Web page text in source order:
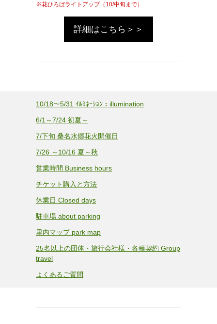
花ひろばライトアップ（10/中旬まで）
詳細はこちら＞＞
10/18～5/31 ｲﾙﾐﾈｰｼｮﾝ：illumination
6/1～7/24 初夏～
7/下旬 桑名水郷花火開催日
7/26 ～10/16 夏～秋
営業時間 Business hours
チケット購入と方法
休業日 Closed days
駐車場 about parking
里内マップ park map
25名以上の団体・旅行会社様・各種契約 Group
travel
よくあるご質問